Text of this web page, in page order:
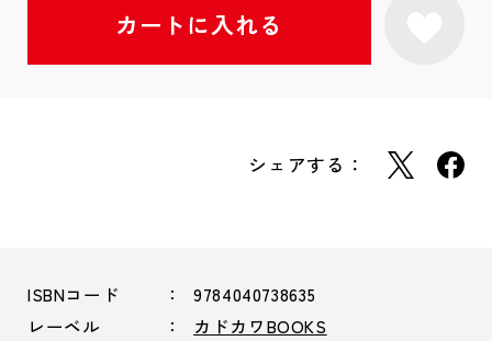
シェアする：
ISBNコード
9784040738635
レーベル
カドカワBOOKS